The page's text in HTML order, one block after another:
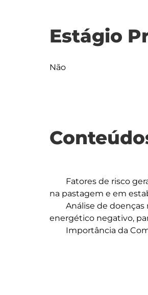
Estágio
Não
na pastagem e em
energético negativo,